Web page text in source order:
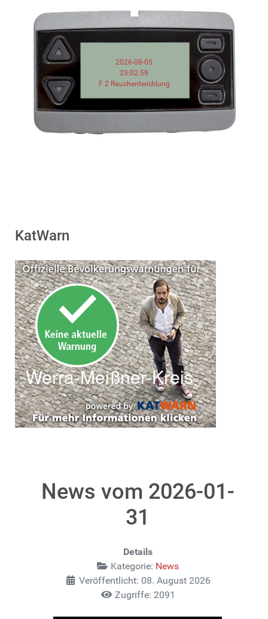
2026-08-05
23:02:59
F 2 Rauchentwicklung
KatWarn
News vom 2026-01-
31
Details
Kategorie: News
Veröffentlicht: 08. August 2026
Zugriffe: 2091